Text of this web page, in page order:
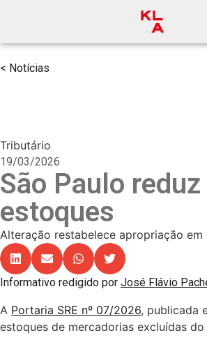
< Notícias
Tributário
19/03/2026
São Paulo
estoques
Alteração restabelece apropriação
Informativo redigido por José Flávio
A Portaria SRE nº 07/2026, publicada
estoques de mercadorias excluídas